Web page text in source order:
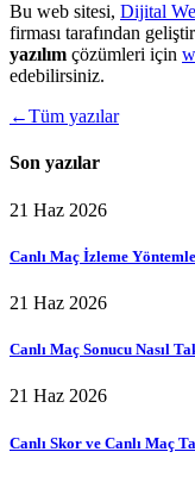
Bu web sitesi, Dijital
firması tarafından
yazılım çözümleri için
edebilirsiniz.
←Tüm yazılar
Son yazılar
21 Haz 2026
Canlı Maç İzleme
21 Haz 2026
Canlı Maç Sonucu Nasıl
21 Haz 2026
Canlı Skor ve Canlı Maç